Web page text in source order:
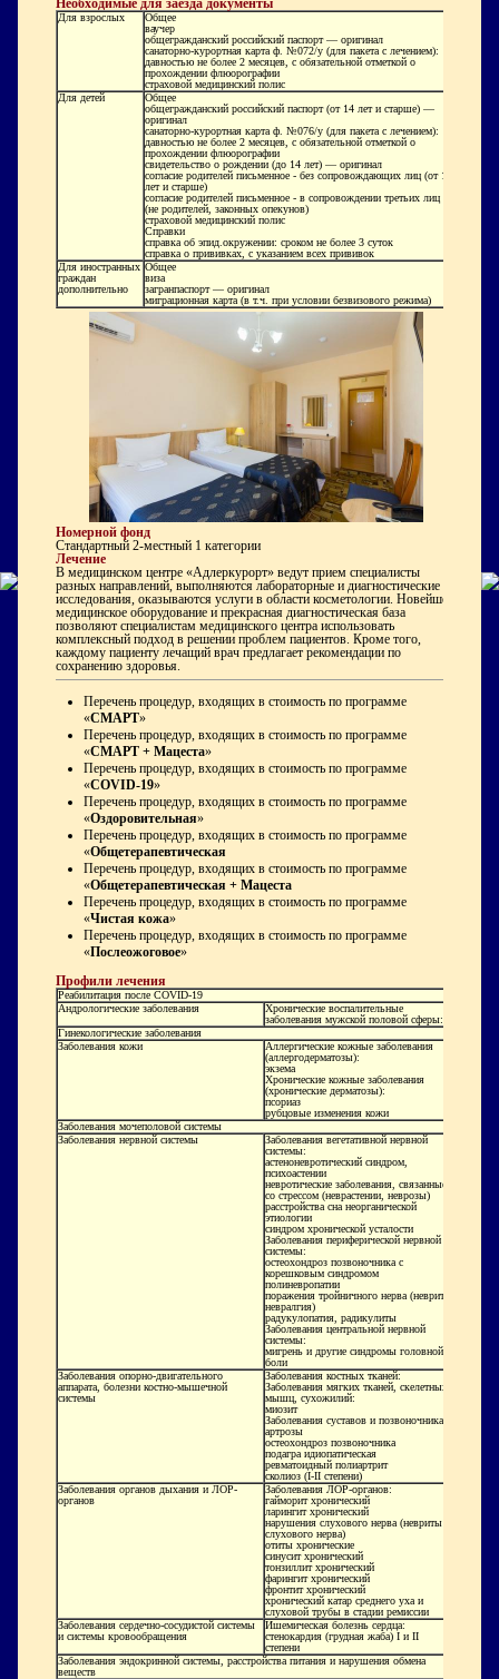
Необходимые для заезда документы
Для взрослых
Общее
ваучер
общегражданский российский паспорт — оригинал
санаторно-курортная карта ф. №072/у (для пакета с лечением):
давностью не более 2 месяцев, с обязательной отметкой о
прохождении флюорографии
страховой медицинский полис
Для детей
Общее
общегражданский российский паспорт (от 14 лет и старше) —
оригинал
санаторно-курортная карта ф. №076/у (для пакета с лечением):
давностью не более 2 месяцев, с обязательной отметкой о
прохождении флюорографии
свидетельство о рождении (до 14 лет) — оригинал
согласие родителей письменное - без сопровождающих лиц (от 14
лет и старше)
согласие родителей письменное - в сопровождении третьих лиц
(не родителей, законных опекунов)
страховой медицинский полис
Справки
справка об эпид.окружении: сроком не более 3 суток
справка о прививках, с указанием всех прививок
Для иностранных
граждан
дополнительно
Общее
виза
загранпаспорт — оригинал
миграционная карта (в т.ч. при условии безвизового режима)
Номерной фонд
Стандартный 2-местный 1 категории
Лечение
В медицинском центре «Адлеркурорт» ведут прием специалисты
разных направлений, выполняются лабораторные и диагностические
исследования, оказываются услуги в области косметологии. Новейшее
медицинское оборудование и прекрасная диагностическая база
позволяют специалистам медицинского центра использовать
комплексный подход в решении проблем пациентов. Кроме того,
каждому пациенту лечащий врач предлагает рекомендации по
сохранению здоровья.
Перечень процедур, входящих в стоимость по программе
«СМАРТ»
Перечень процедур, входящих в стоимость по программе
«СМАРТ + Мацеста»
Перечень процедур, входящих в стоимость по программе
«COVID-19»
Перечень процедур, входящих в стоимость по программе
«Оздоровительная»
Перечень процедур, входящих в стоимость по программе
«Общетерапевтическая
Перечень процедур, входящих в стоимость по программе
«Общетерапевтическая + Мацеста
Перечень процедур, входящих в стоимость по программе
«Чистая кожа»
Перечень процедур, входящих в стоимость по программе
«Послеожоговое»
Профили лечения
Pеабилитация после COVID-19
Андрологические заболевания
Хронические воспалительные
заболевания мужской половой сферы:
Гинекологические заболевания
Заболевания кожи
Аллергические кожные заболевания
(аллергодерматозы):
экзема
Хронические кожные заболевания
(хронические дерматозы):
псориаз
рубцовые изменения кожи
Заболевания мочеполовой системы
Заболевания нервной системы
Заболевания вегетативной нервной
системы:
астеноневротический синдром,
психоастении
невротические заболевания, связанные
со стрессом (неврастении, неврозы)
расстройства сна неорганической
этиологии
синдром хронической усталости
Заболевания периферической нервной
системы:
остеохондроз позвоночника с
корешковым синдромом
полиневропатии
поражения тройничного нерва (неврит и
невралгия)
радукулопатия, радикулиты
Заболевания центральной нервной
системы:
мигрень и другие синдромы головной
боли
Заболевания опорно-двигательного
аппарата, болезни костно-мышечной
системы
Заболевания костных тканей:
Заболевания мягких тканей, скелетных
мышц, сухожилий:
миозит
Заболевания суставов и позвоночника:
артрозы
остеохондроз позвоночника
подагра идиопатическая
ревматоидный полиартрит
сколиоз (I-II степени)
Заболевания органов дыхания и ЛОР-
органов
Заболевания ЛОР-органов:
гайморит хронический
ларингит хронический
нарушения слухового нерва (невриты
слухового нерва)
отиты хронические
синусит хронический
тонзиллит хронический
фарингит хронический
фронтит хронический
хронический катар среднего уха и
слуховой трубы в стадии ремиссии
Заболевания сердечно-сосудистой системы
и системы кровообращения
Ишемическая болезнь сердца:
стенокaрдия (груднaя жaбa) I и II
степени
Заболевания эндокринной системы, расстройства питания и нарушения обмена
веществ